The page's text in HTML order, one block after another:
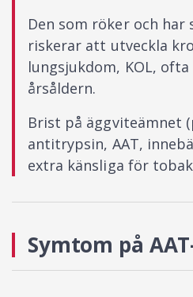
Den som röker och har
riskerar att utveckla
lungsjukdom, KOL, ofta
årsåldern.
Brist på äggviteämnet
antitrypsin, AAT,
extra känsliga för
Symtom på